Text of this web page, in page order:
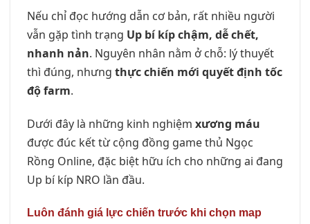
Nếu chỉ đọc hướng dẫn cơ bản, rất nhiều người
vẫn gặp tình trạng Up bí kíp chậm, dễ chết,
nhanh nản. Nguyên nhân nằm ở chỗ: lý thuyết
thì đúng, nhưng thực chiến mới quyết định tốc
độ farm.
Dưới đây là những kinh nghiệm xương máu
được đúc kết từ cộng đồng game thủ Ngọc
Rồng Online, đặc biệt hữu ích cho những ai đang
Up bí kíp NRO lần đầu.
Luôn đánh giá lực chiến trước khi chọn map